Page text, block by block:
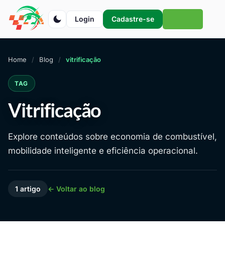
Login Cadastre-se
Home Blog vitrificação
TAG
Vitrificação
Explore conteúdos sobre economia de combustível,
mobilidade inteligente e eficiência operacional.
1 artigo ← Voltar ao blog